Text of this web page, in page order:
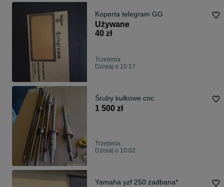
Koperta telegram GG
Używane
40 zł
Trzebinia
Dzisiaj o 10:17
Śruby kulkowe cnc
1 500 zł
Trzebinia
Dzisiaj o 10:02
Yamaha yzf 250 zadbana*